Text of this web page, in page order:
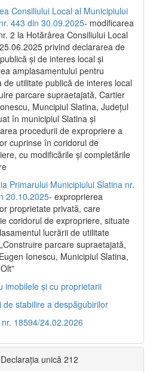
Consiliului Local al Municipiului
443 din 30.09.2025- modificarea
2 la Hotărârea Consiliului Local
privind declararea de
şi de interes local şi
amplasamentului pentru
de utilitate publică de interes local
parcare supraetajată, Cartier
Muncipiul Slatina, Judeţul
în municipiul Slatina şi
procedurii de expropriere a
cuprinse în coridorul de
cu modificările şi completările
Primarului Municipiului Slatina nr.
20.10.2025- exproprierea
proprietate privată, care
coridorul de expropriere, situate
lucrării de utilitate
parcare supraetajată,
Ionescu, Municipiul Slatina,
imobilele și cu proprietarii
de stabilire a despăgubirilor
18594/24.02.2026
unică 212